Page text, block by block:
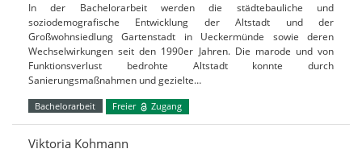
In der Bachelorarbeit werden die städtebauliche und
soziodemografische Entwicklung der Altstadt und der
Großwohnsiedlung Gartenstadt in Ueckermünde sowie deren
Wechselwirkungen seit den 1990er Jahren. Die marode und von
Funktionsverlust bedrohte Altstadt konnte durch
Sanierungsmaßnahmen und gezielte…
Bachelorarbeit Freier Zugang
Viktoria Kohmann